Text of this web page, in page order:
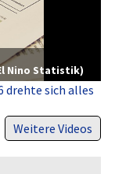
El Nino Statistik)
drehte sich alles
Weitere Videos